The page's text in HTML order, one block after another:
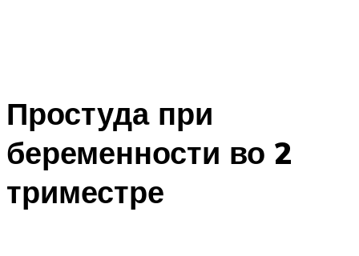
Простуда при
беременности во 2
триместре